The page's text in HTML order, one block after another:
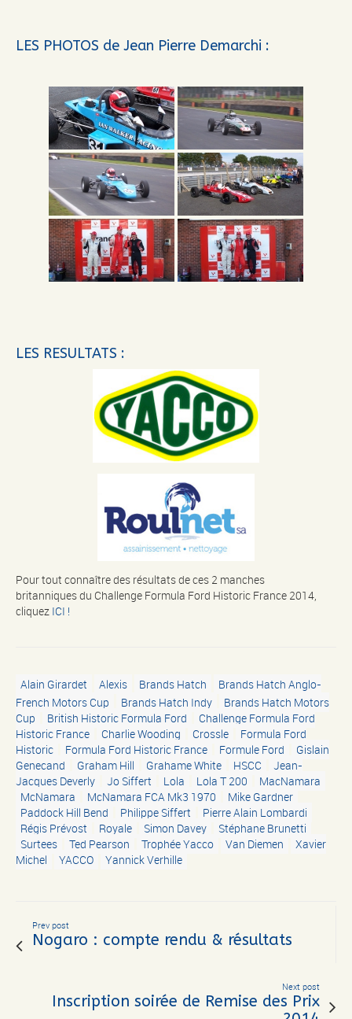
LES PHOTOS de Jean Pierre Demarchi :
LES RESULTATS :
Pour tout connaître des résultats de ces 2 manches
britanniques du Challenge Formula Ford Historic France 2014,
cliquez ICI !
Alain Girardet Alexis Brands Hatch
Brands Hatch Anglo-
French Motors Cup
Brands Hatch Indy
Brands Hatch Motors
Cup
British Historic Formula Ford
Challenge Formula Ford
Historic France
Charlie Wooding Crossle
Formula Ford
Historic
Formula Ford Historic France Formule Ford
Gislain
Genecand
Graham Hill Grahame White HSCC
Jean-
Jacques Deverly
Jo Siffert Lola Lola T 200
MacNamara
McNamara
McNamara FCA Mk3 1970
Mike Gardner
Paddock Hill Bend
Philippe Siffert
Pierre Alain Lombardi
Régis Prévost
Royale Simon Davey
Stéphane Brunetti
Surtees
Ted Pearson Trophée Yacco Van Diemen
Xavier
Michel
YACCO Yannick Verhille
Prev post
Nogaro : compte rendu & résultats
Next post
Inscription soirée de Remise des Prix